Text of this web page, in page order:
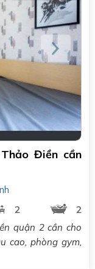
Điền cần
2
2
quận 2 cần cho
cao, phòng gym,